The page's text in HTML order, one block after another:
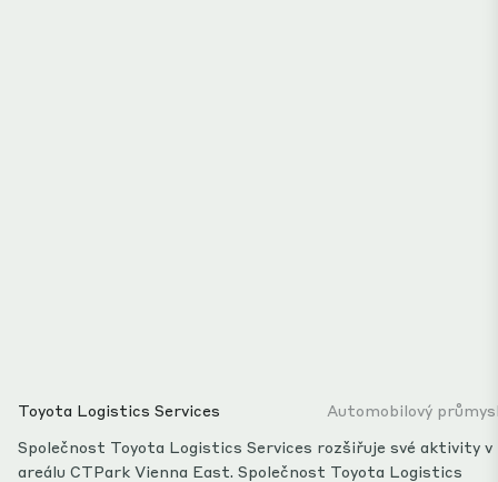
Toyota Logistics Services
Automobilový
Společnost Toyota Logistics Services rozšiřuje své aktivity v
areálu CTPark Vienna East. Společnost Toyota Logistics